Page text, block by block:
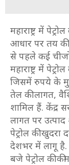
महाराष्ट्र में
आधार पर तय
से पहले कई
महाराष्ट्र में
जिसमें रुपये के
तेल की लागत,
शामिल हैं. केंद्र
लागत पर
पेट्रोल की
देशभर में लागू है.
बजे पेट्रोल की